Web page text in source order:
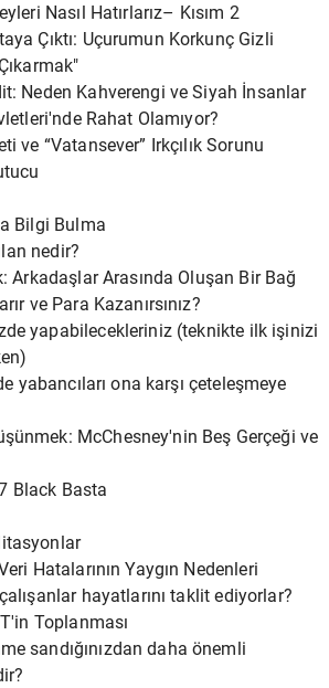
Nasıl Hatırlarız– Kısım 2
Çıktı: Uçurumun Korkunç Gizli
Neden Kahverengi ve Siyah İnsanlar
Rahat Olamıyor?
ve “Vatansever” Irkçılık Sorunu
Bilgi Bulma
nedir?
Arkadaşlar Arasında Oluşan Bir Bağ
ve Para Kazanırsınız?
yapabilecekleriniz (teknikte ilk işinizi
yabancıları ona karşı çeteleşmeye
McChesney'nin Beş Gerçeği ve
Black Basta
Hatalarının Yaygın Nedenleri
hayatlarını taklit ediyorlar?
Toplanması
sandığınızdan daha önemli